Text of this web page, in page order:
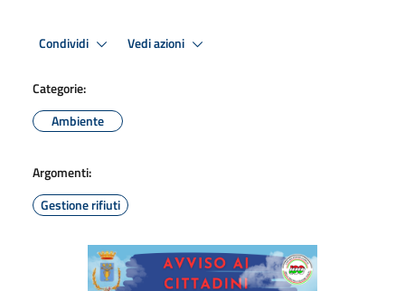
Condividi Vedi azioni
Categorie:
Ambiente
Argomenti:
Gestione rifiuti